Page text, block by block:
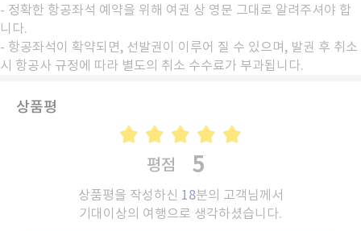
- 정확한 항공좌석 예약을 위해 여권 상 영문 그대로 알려주셔야 합
니다.
- 항공좌석이 확약되면, 선발권이 이루어 질 수 있으며, 발권 후 취소
시 항공사 규정에 따라 별도의 취소 수수료가 부과됩니다.
상품평
평점 5
상품평을 작성하신 18분의 고객님께서
기대이상의 여행으로 생각하셨습니다.